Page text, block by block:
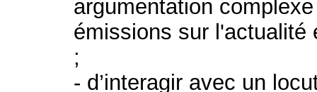
argumentation
émissions sur l'actualité
;
- d’interagir avec un